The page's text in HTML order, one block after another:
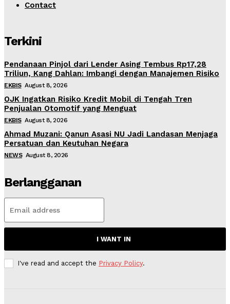
Contact
Terkini
Pendanaan Pinjol dari Lender Asing Tembus Rp17,28
Triliun, Kang Dahlan: Imbangi dengan Manajemen Risiko
EKBIS August 8, 2026
OJK Ingatkan Risiko Kredit Mobil di Tengah Tren
Penjualan Otomotif yang Menguat
EKBIS August 8, 2026
Ahmad Muzani: Qanun Asasi NU Jadi Landasan Menjaga
Persatuan dan Keutuhan Negara
NEWS August 8, 2026
Berlangganan
I WANT IN
I've read and accept the Privacy Policy.